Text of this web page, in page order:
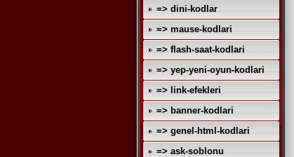
=> dini-kodlar
=> mause-kodlari
=> flash-saat-kodlari
=> yep-yeni-oyun-kodlari
=> link-efekleri
=> banner-kodlari
=> genel-html-kodlari
=> ask-soblonu